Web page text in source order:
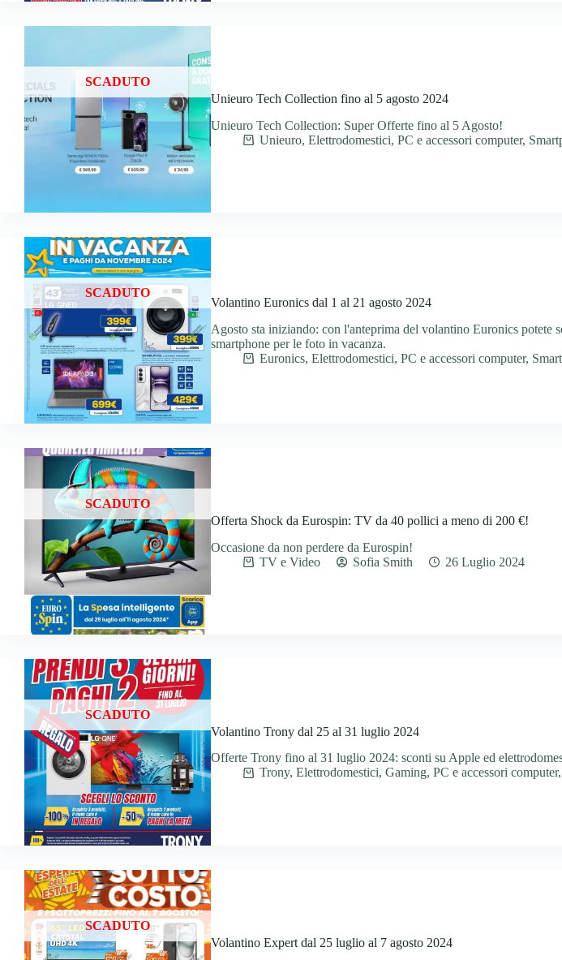
SCADUTO
Unieuro Tech Collection fino al 5 agosto 2024
Unieuro Tech Collection: Super Offerte fino al 5 Agosto!
Unieuro, Elettrodomestici, PC e accessori computer,
SCADUTO
Volantino Euronics dal 1 al 21 agosto 2024
Agosto sta iniziando: con l'anteprima del volantino Euronics potete
smartphone per le foto in vacanza.
Euronics, Elettrodomestici, PC e accessori computer,
SCADUTO
Offerta Shock da Eurospin: TV da 40 pollici a meno di 200 €!
Occasione da non perdere da Eurospin!
TV e Video
Sofia Smith 26 Luglio 2024
SCADUTO
Volantino Trony dal 25 al 31 luglio 2024
Offerte Trony fino al 31 luglio 2024: sconti su Apple ed
Trony, Elettrodomestici, Gaming, PC e accessori computer,
SCADUTO
Volantino Expert dal 25 luglio al 7 agosto 2024